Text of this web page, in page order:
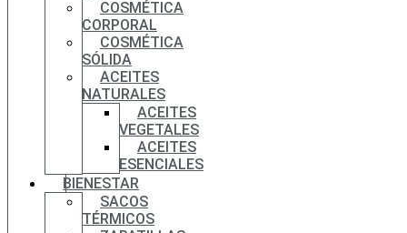
COSMÉTICA
CORPORAL
COSMÉTICA
SÓLIDA
ACEITES
NATURALES
ACEITES
VEGETALES
ACEITES
ESENCIALES
BIENESTAR
SACOS
TÉRMICOS